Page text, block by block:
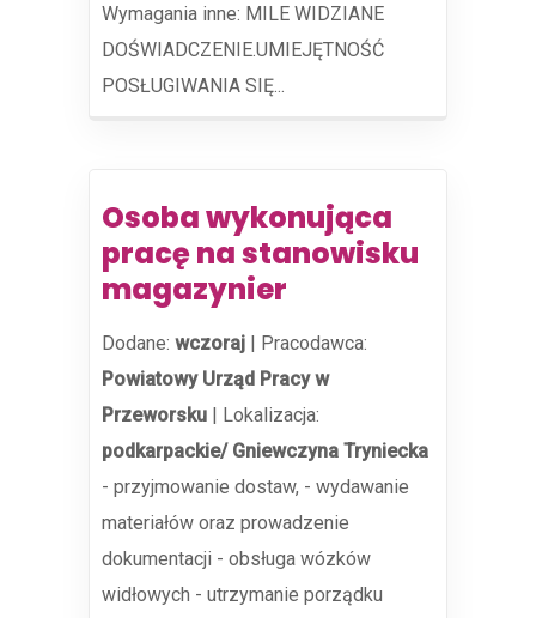
Wymagania inne: MILE WIDZIANE
DOŚWIADCZENIE.UMIEJĘTNOŚĆ
POSŁUGIWANIA SIĘ...
Osoba wykonująca
pracę na stanowisku
magazynier
Dodane: wczoraj | Pracodawca:
Powiatowy Urząd Pracy w
Przeworsku | Lokalizacja:
podkarpackie/ Gniewczyna Tryniecka
- przyjmowanie dostaw, - wydawanie
materiałów oraz prowadzenie
dokumentacji - obsługa wózków
widłowych - utrzymanie porządku